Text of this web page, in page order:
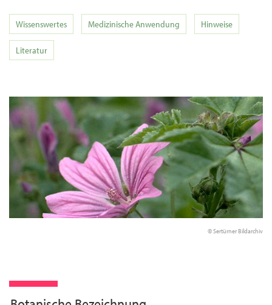
Wissenswertes Medizinische Anwendung Hinweise
Literatur
© Sertürner Bildarchiv